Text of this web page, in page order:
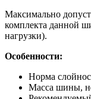
Максимально
комплекта данной
нагрузки).
Особенности:
Норма
Масса шины,